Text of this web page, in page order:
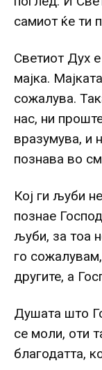
самиот ќе ти
Светиот Дух
мајка.
сожалува.
нас, ни
вразумува, и
познава во
Кој ги љуби
познае
љуби, за тоа
го
другите, а
Душата што
се моли, оти
благодатта,